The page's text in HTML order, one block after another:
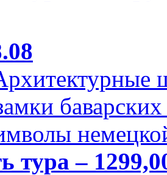
тура –